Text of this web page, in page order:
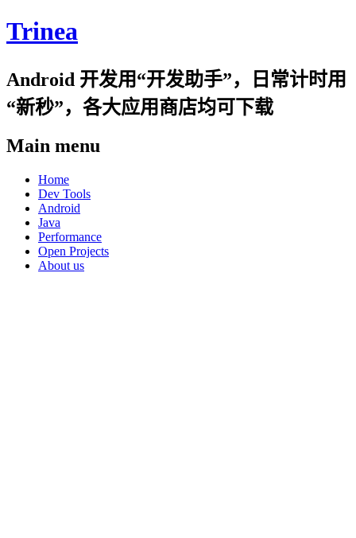
Trinea
Android 开发用“开发助手”，日常计时用
“新秒”，各大应用商店均可下载
Main menu
Skip
content
Home
Dev Tools
Android
Java
Performance
Open Projects
About us